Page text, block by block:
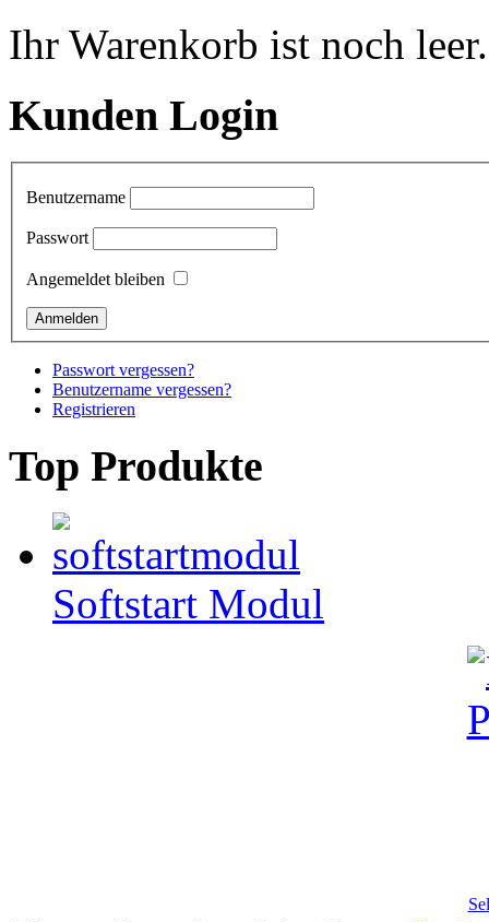
Ihr Warenkorb ist noch leer.
Kunden Login
Benutzername
Passwort
Angemeldet bleiben
Passwort vergessen?
Benutzername vergessen?
Registrieren
Top Produkte
Softstart Modul